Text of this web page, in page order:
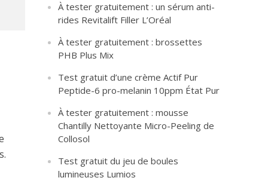
À tester gratuitement : un sérum anti-
rides Revitalift Filler L’Oréal
À tester gratuitement : brossettes
PHB Plus Mix
Test gratuit d’une crème Actif Pur
Peptide-6 pro-melanin 10ppm État Pur
À tester gratuitement : mousse
Chantilly Nettoyante Micro-Peeling de
Collosol
Test gratuit du jeu de boules
lumineuses Lumios